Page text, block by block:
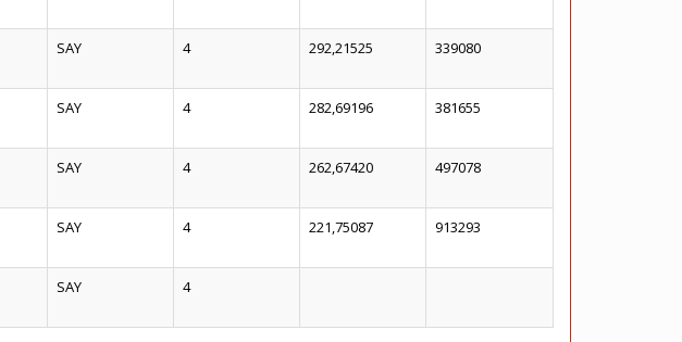
SAY 4 292,21525 339080
SAY 4 282,69196 381655
SAY 4 262,67420 497078
SAY 4 221,75087 913293
SAY 4